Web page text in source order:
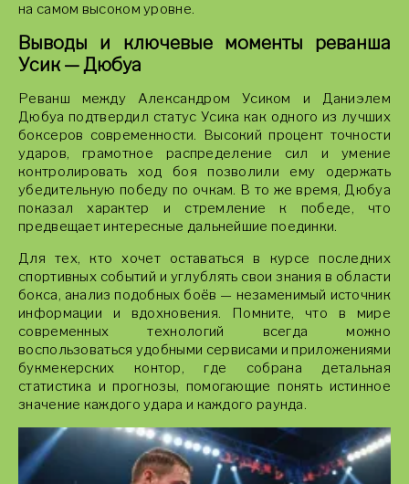
на самом высоком уровне.
Выводы и ключевые моменты реванша
Усик — Дюбуа
Реванш между Александром Усиком и Даниэлем
Дюбуа подтвердил статус Усика как одного из лучших
боксеров современности. Высокий процент точности
ударов, грамотное распределение сил и умение
контролировать ход боя позволили ему одержать
убедительную победу по очкам. В то же время, Дюбуа
показал характер и стремление к победе, что
предвещает интересные дальнейшие поединки.
Для тех, кто хочет оставаться в курсе последних
спортивных событий и углублять свои знания в области
бокса, анализ подобных боёв — незаменимый источник
информации и вдохновения. Помните, что в мире
современных технологий всегда можно
воспользоваться удобными сервисами и приложениями
букмекерских контор, где собрана детальная
статистика и прогнозы, помогающие понять истинное
значение каждого удара и каждого раунда.